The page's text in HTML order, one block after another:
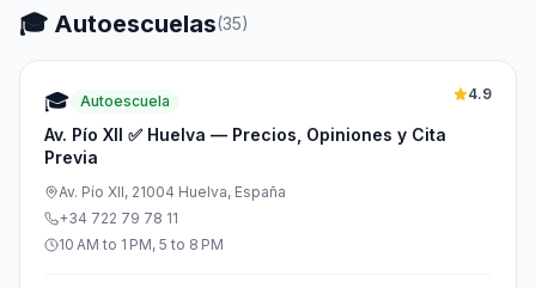
🎓 Autoescuelas(35)
🎓 Autoescuela
Av. Pío XII ✅ Huelva — Precios, Opiniones y Cita
Previa
4.9
Av. Pío XII, 21004 Huelva, España
+34 722 79 78 11
10 AM to 1 PM, 5 to 8 PM